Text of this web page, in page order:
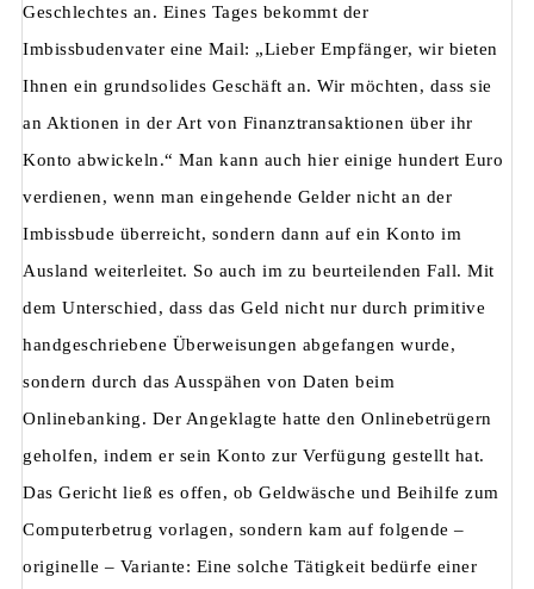
Geschlechtes an. Eines Tages bekommt der
Imbissbudenvater eine Mail: „Lieber Empfänger, wir bieten
Ihnen ein grundsolides Geschäft an. Wir möchten, dass sie
an Aktionen in der Art von Finanztransaktionen über ihr
Konto abwickeln.“ Man kann auch hier einige hundert Euro
verdienen, wenn man eingehende Gelder nicht an der
Imbissbude überreicht, sondern dann auf ein Konto im
Ausland weiterleitet. So auch im zu beurteilenden Fall. Mit
dem Unterschied, dass das Geld nicht nur durch primitive
handgeschriebene Überweisungen abgefangen wurde,
sondern durch das Ausspähen von Daten beim
Onlinebanking. Der Angeklagte hatte den Onlinebetrügern
geholfen, indem er sein Konto zur Verfügung gestellt hat.
Das Gericht ließ es offen, ob Geldwäsche und Beihilfe zum
Computerbetrug vorlagen, sondern kam auf folgende –
originelle – Variante: Eine solche Tätigkeit bedürfe einer